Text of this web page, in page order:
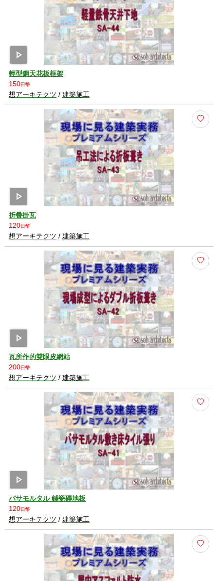
play_arrow
輕型鋼天花板框架
150日幣
想アーキテクツ / 建築施工
play_arrow
折疊掛瓦
120日幣
想アーキテクツ / 建築施工
play_arrow
瓦所作的雙眼皮網站
200日幣
想アーキテクツ / 建築施工
play_arrow
バサモルタル 鋪瓷磚地板
120日幣
想アーキテクツ / 建築施工